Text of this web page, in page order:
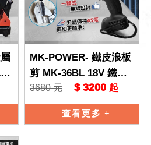
MK-POWER- 鐵皮浪板
剪 MK-36BL 18V 鐵皮
剪 充電 無刷 可牧田電
池 浪板剪 白鐵
3680 元 $ 3200 起
查看更多